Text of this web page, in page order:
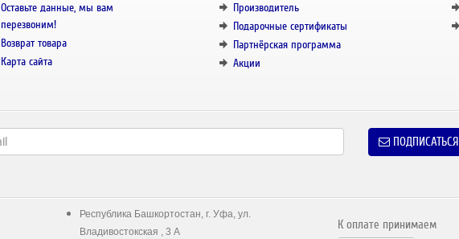
Оставьте данные, мы вам
перезвоним!
Возврат товара
Карта сайта
Производитель
Подарочные сертификаты
Партнёрская программа
Акции
ПОДПИСАТЬСЯ
Республика Башкортостан, г. Уфа, ул.
Владивостокская , 3 А
К оплате принимаем